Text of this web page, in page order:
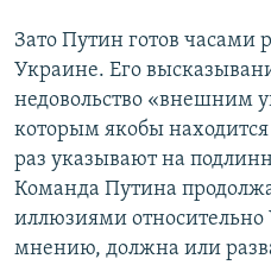
Зато Путин готов часами
Украине. Его
недовольство «внешним
которым якобы
раз указывают на
Команда Путина
иллюзиями
мнению, должна или